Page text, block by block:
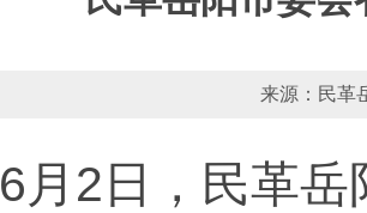
来源：民
6月2日，民革